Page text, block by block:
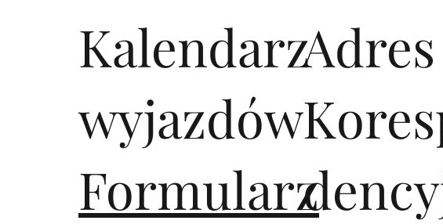
Kalendarz
wyjazdów
Formularz
Adres